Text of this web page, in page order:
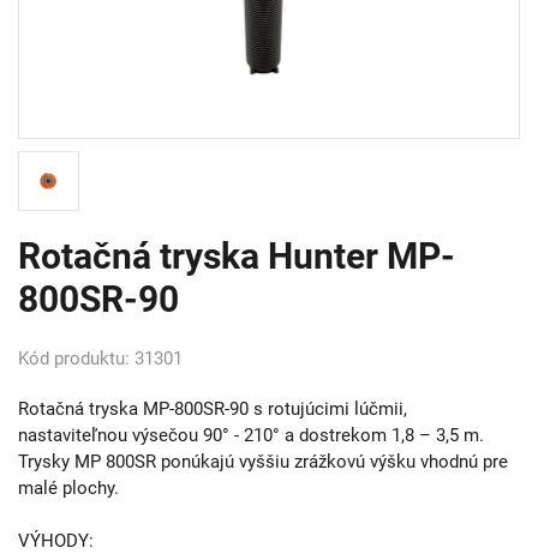
Rotačná tryska Hunter MP-
800SR-90
Kód produktu: 31301
Rotačná tryska MP-800SR-90 s rotujúcimi lúčmii,
nastaviteľnou výsečou 90° - 210° a dostrekom 1,8 – 3,5 m.
Trysky MP 800SR ponúkajú vyššiu zrážkovú výšku vhodnú pre
malé plochy.
VÝHODY: